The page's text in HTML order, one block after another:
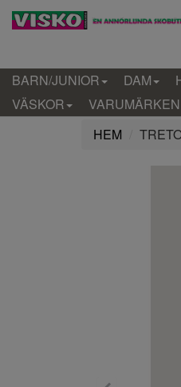
BARN/JUNIOR DAM
VÄSKOR
VARUMÄRKEN
HEM